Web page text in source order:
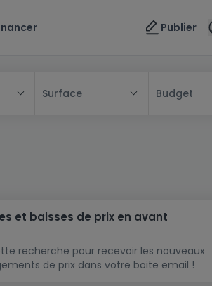
Publier
Surface Budget
et baisses de prix en avant
recherche pour recevoir les nouveaux
de prix dans votre boite email !